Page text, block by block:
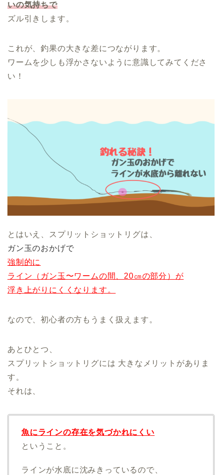
いの気持ちで
ズル引きします。
これが、釣果の大きな差につながります。
ワームを少しも浮かさないように意識してみてくださ
い！
とはいえ、スプリットショットリグは、
ガン玉のおかげで
強制的に
ライン（ガン玉〜ワームの間、20㎝の部分） が
浮き上がりにくくなります。
なので、初心者の方もうまく扱えます。
あとひとつ、
スプリットショットリグには 大きなメリットがありま
す。
それは、
魚にラインの存在を気づかれにくい
ということ。
ラインが水底に沈みきっているので、